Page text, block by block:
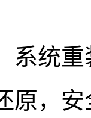
系统
原，